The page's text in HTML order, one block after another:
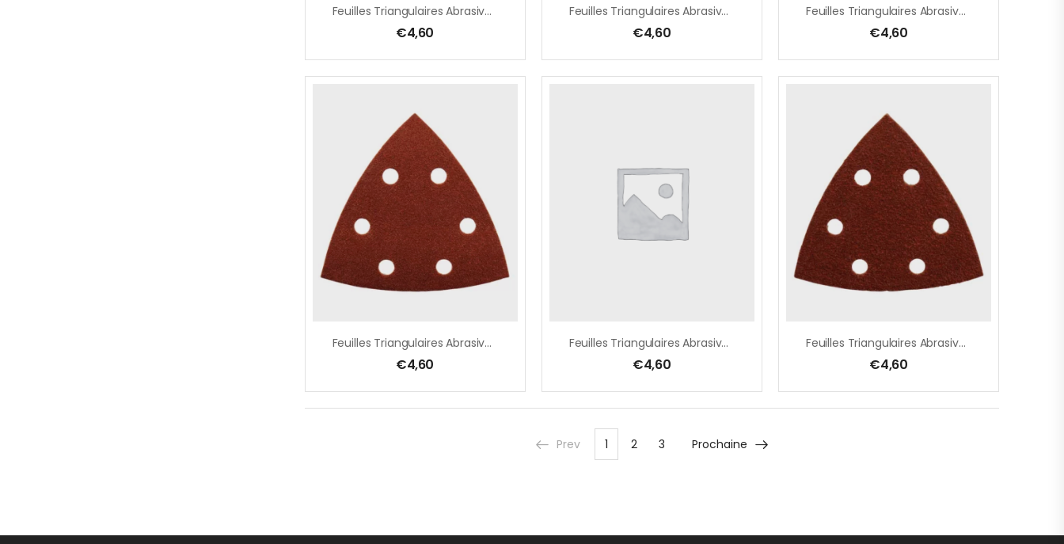
Feuilles Triangulaires Abrasives 94 Mm
€4,60
Feuilles Triangulaires Abrasives 94 Mm
€4,60
Feuilles Triangulaires Abrasives 94 Mm
€4,60
Feuilles Triangulaires Abrasives 94 Mm
€4,60
Feuilles Triangulaires Abrasives 94 Mm
€4,60
Feuilles Triangulaires Abrasives 94 Mm
€4,60
Prev 1 2 3 Prochaine